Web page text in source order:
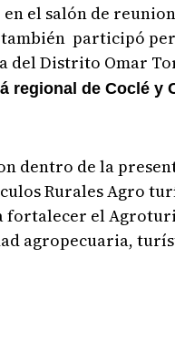
el salón de
participó
del Distrito Omar
regional de Coclé y
dentro de la
Rurales Agro
fortalecer el
agropecuaria,